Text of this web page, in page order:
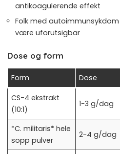
antikoagulerende effekt
Folk med
være uforutsigbar
Dose og form
Form Dose
CS-4 ekstrakt
(10:1)
1-3 g/dag
*C. militaris* hele
sopp pulver
2-4 g/dag